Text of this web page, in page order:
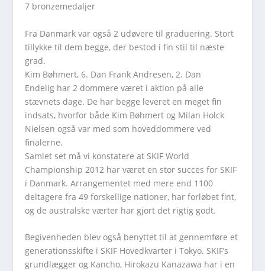
7 bronzemedaljer
Fra Danmark var også 2 udøvere til graduering. Stort
tillykke til dem begge, der bestod i fin stil til næste
grad.
Kim Bøhmert, 6. Dan Frank Andresen, 2. Dan
Endelig har 2 dommere været i aktion på alle
stævnets dage. De har begge leveret en meget fin
indsats, hvorfor både Kim Bøhmert og Milan Holck
Nielsen også var med som hoveddommere ved
finalerne.
Samlet set må vi konstatere at SKIF World
Championship 2012 har været en stor succes for SKIF
i Danmark. Arrangementet med mere end 1100
deltagere fra 49 forskellige nationer, har forløbet fint,
og de australske værter har gjort det rigtig godt.
Begivenheden blev også benyttet til at gennemføre et
generationsskifte i SKIF Hovedkvarter i Tokyo. SKIF’s
grundlægger og Kancho, Hirokazu Kanazawa har i en